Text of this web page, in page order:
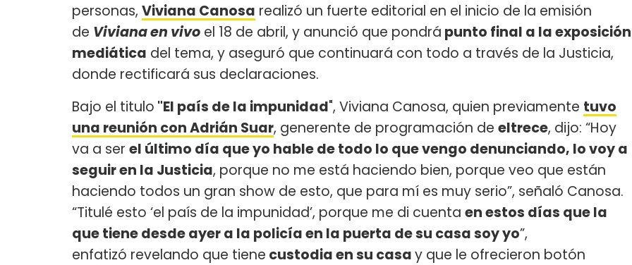
personas, Viviana Canosa realizó un fuerte editorial en el inicio de la emisión
de Viviana en vivo el 18 de abril, y anunció que pondrá punto final a la exposición
mediática del tema, y aseguró que continuará con todo a través de la Justicia,
donde rectificará sus declaraciones.
Bajo el titulo "El país de la impunidad", Viviana Canosa, quien previamente tuvo
una reunión con Adrián Suar, generente de programación de eltrece, dijo: “Hoy
va a ser el último día que yo hable de todo lo que vengo denunciando, lo voy a
seguir en la Justicia, porque no me está haciendo bien, porque veo que están
haciendo todos un gran show de esto, que para mí es muy serio”, señaló Canosa.
“Titulé esto ‘el país de la impunidad’, porque me di cuenta en estos días que la
que tiene desde ayer a la policía en la puerta de su casa soy yo”,
enfatizó revelando que tiene custodia en su casay que le ofrecieron botón